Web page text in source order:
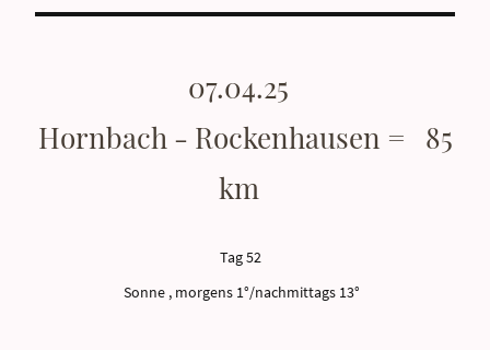
07.04.25
Hornbach - Rockenhausen = 85
km
Tag 52
Sonne , morgens 1°/nachmittags 13°